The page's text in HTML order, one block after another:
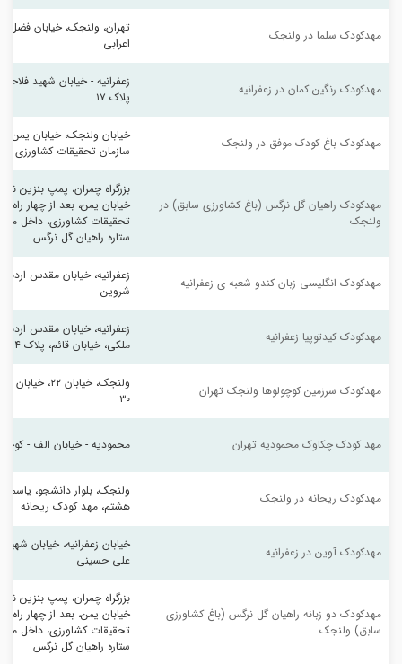
مهدکودک سلما در ولنجک
تهران، ولنجک، خیابان فضل
اعرابی
مهدکودک رنگین کمان در زعفرانیه
زعفرانیه - خیابان شهید
پلاک ۱۷
مهدکودک باغ کودک موفق در ولنجک
خیابان ولنجک، خیابان
سازمان تحقیقات کشاورزی
مهدکودک راهیان گل نرگس (باغ کشاورزی سابق) در
ولنجک
بزرگراه چمران، پمپ بنزین
خیابان یمن، بعد از چهار
تحقیقات کشاورزی، داخل
ستاره راهیان گل نرگس
مهدکودک انگلیسی زبان کندو شعبه ی زعفرانیه
زعفرانیه، خیابان مقدس
شروین
مهدکودک کیدتوپیا زعفرانیه
زعفرانیه، خیابان مقدس
ملکی، خیابان قائم، پلاک ۱۴
مهدکودک سرزمین کوچولوها ولنجک تهران
ولنجک، خیابان
۳۰
مهد کودک چکاوک محمودیه تهران محمودیه - خیابان الف - کوچه
مهدکودک ریحانه در ولنجک
ولنجک، بلوار دانشجو،
هشتم، مهد کودک ریحانه
مهدکودک آوین در زعفرانیه
خیابان زعفرانیه، خیابان
علی حسینی
مهدکودک دو زبانه راهیان گل نرگس (باغ کشاورزی
سابق) ولنجک
بزرگراه چمران، پمپ بنزین
خیابان یمن، بعد از چهار
تحقیقات کشاورزی، داخل
ستاره راهیان گل نرگس